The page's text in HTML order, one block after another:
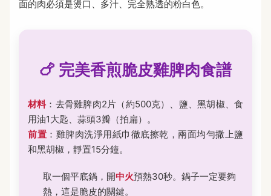
面的肉必須是燙口、多汁、完全熟透的粉白色。
🍗 完美香煎脆皮雞脾肉食譜
材料 ：去骨雞脾肉2片（約500克）、鹽、黑胡椒、食
用油1大匙、蒜頭3瓣（拍扁）。
前置 ：雞脾肉洗淨用紙巾徹底擦乾，兩面均勻撒上鹽
和黑胡椒，靜置15分鐘。
取一個平底鍋，開中火預熱30秒。鍋子一定要夠
熱，這是脆皮的關鍵。